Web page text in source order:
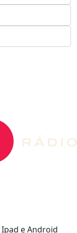
e Android